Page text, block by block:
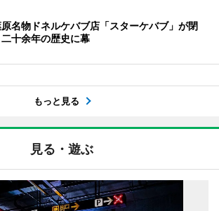
名物ドネルケバブ店「スターケバブ」が閉
十余年の歴史に幕
もっと見る
見る・遊ぶ